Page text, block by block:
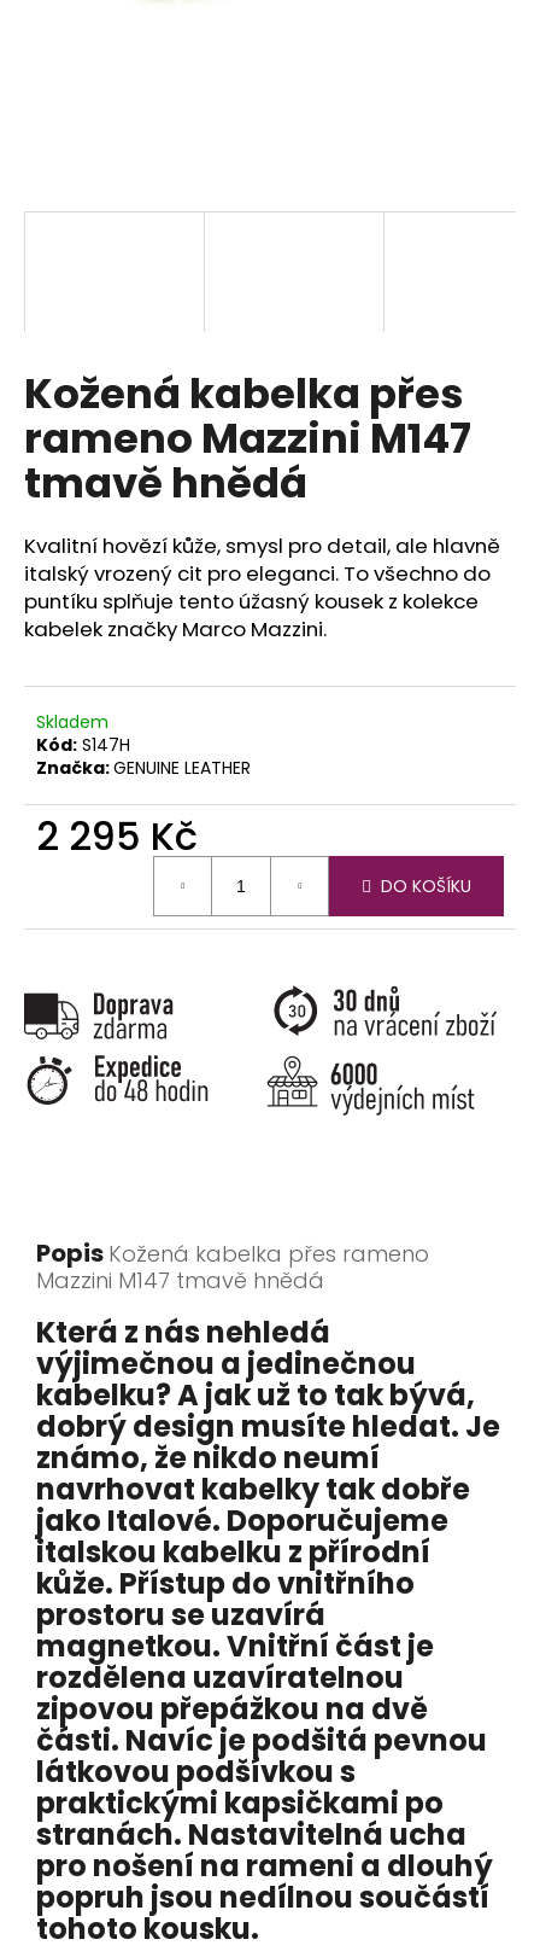
Kožená kabelka přes
rameno Mazzini M147
tmavě hnědá
Kvalitní hovězí kůže, smysl pro detail, ale hlavně
italský vrozený cit pro eleganci. To všechno do
puntíku splňuje tento úžasný kousek z kolekce
kabelek značky Marco Mazzini.
Skladem
Kód: S147H
Značka:GENUINE LEATHER
2 295 Kč
DO KOŠÍKU
Popis Kožená kabelka přes rameno
Mazzini M147 tmavě hnědá
Která z nás nehledá
výjimečnou a jedinečnou
kabelku? A jak už to tak bývá,
dobrý design musíte hledat. Je
známo, že nikdo neumí
navrhovat kabelky tak dobře
jako Italové. Doporučujeme
italskou kabelku z přírodní
kůže. Přístup do vnitřního
prostoru se uzavírá
magnetkou. Vnitřní část je
rozdělena uzavíratelnou
zipovou přepážkou na dvě
části. Navíc je podšitá pevnou
látkovou podšívkou s
praktickými kapsičkami po
stranách. Nastavitelná ucha
pro nošení na rameni a dlouhý
popruh jsou nedílnou součástí
tohoto kousku.
D
o
p
o
r
č
u
j
e
e